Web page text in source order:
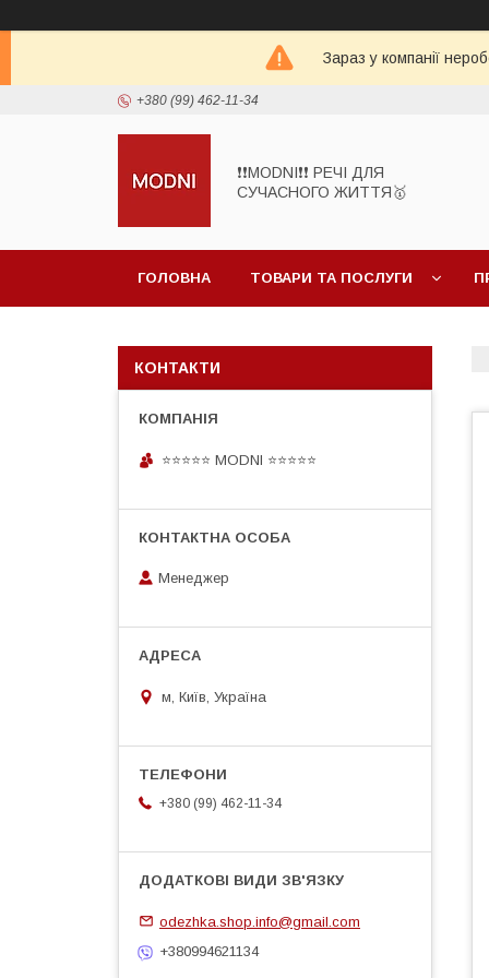
Зараз у компанії
+380 (99) 462-11-34
❗❗MODNI❗❗ РЕЧІ ДЛЯ
СУЧАСНОГО ЖИТТЯ🥇
ГОЛОВНА ТОВАРИ ТА ПОСЛУГИ
КОНТАКТИ
⭐⭐⭐⭐⭐ MODNI ⭐⭐⭐⭐⭐
Менеджер
м, Київ, Україна
+380 (99) 462-11-34
odezhka.shop.info@gmail.com
+380994621134